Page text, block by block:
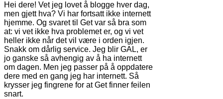
Hei dere! Vet jeg lovet å blogge hver dag,
men gjett hva? Vi har fortsatt ikke internett
hjemme. Og svaret til Get var så bra som
at: vi vet ikke hva problemet er, og vi vet
heller ikke når det vil være i orden igjen.
Snakk om dårlig service. Jeg blir GAL, er
jo ganske så avhengig av å ha internett
om dagen. Men jeg passer på å oppdatere
dere med en gang jeg har internett. Så
krysser jeg fingrene for at Get finner feilen
snart.